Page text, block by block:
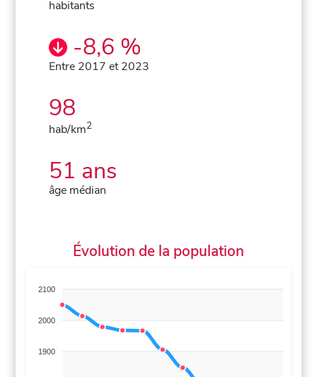
habitants
-8,6 %
Entre 2017 et 2023
98
hab/km2
51 ans
âge médian
Évolution de la population
2100
2000
1900